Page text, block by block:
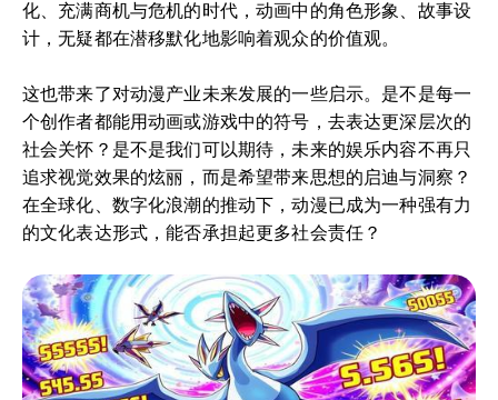
化、充满商机与危机的时代，动画中的角色形象、故事设
计，无疑都在潜移默化地影响着观众的价值观。
这也带来了对动漫产业未来发展的一些启示。是不是每一
个创作者都能用动画或游戏中的符号，去表达更深层次的
社会关怀？是不是我们可以期待，未来的娱乐内容不再只
追求视觉效果的炫丽，而是希望带来思想的启迪与洞察？
在全球化、数字化浪潮的推动下，动漫已成为一种强有力
的文化表达形式，能否承担起更多社会责任？